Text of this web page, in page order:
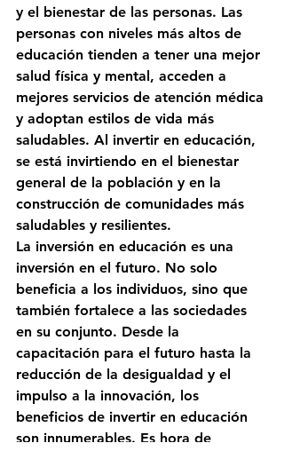
y el bienestar de las personas. Las
personas con niveles más altos de
educación tienden a tener una mejor
salud física y mental, acceden a
mejores servicios de atención médica
y adoptan estilos de vida más
saludables. Al invertir en educación,
se está invirtiendo en el bienestar
general de la población y en la
construcción de comunidades más
saludables y resilientes.
La inversión en educación es una
inversión en el futuro. No solo
beneficia a los individuos, sino que
también fortalece a las sociedades
en su conjunto. Desde la
capacitación para el futuro hasta la
reducción de la desigualdad y el
impulso a la innovación, los
beneficios de invertir en educación
son innumerables. Es hora de